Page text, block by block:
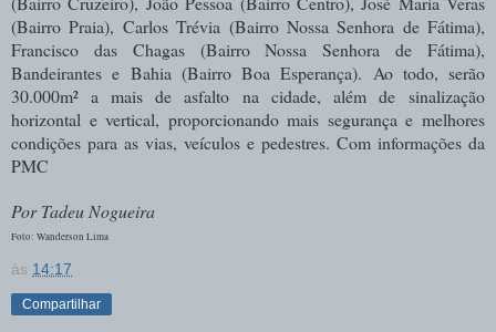
(Bairro Praia), Carlos Trévia (Bairro Nossa Senhora de Fátima),
Francisco das Chagas (Bairro Nossa Senhora de Fátima),
Bandeirantes e Bahia (Bairro Boa Esperança). Ao todo, serão
30.000m² a mais de asfalto na cidade, além de sinalização
horizontal e vertical, proporcionando mais segurança e melhores
condições para as vias, veículos e pedestres. Com informações da
PMC
Por Tadeu Nogueira
Foto: Wanderson Lima
às 14:17
Compartilhar